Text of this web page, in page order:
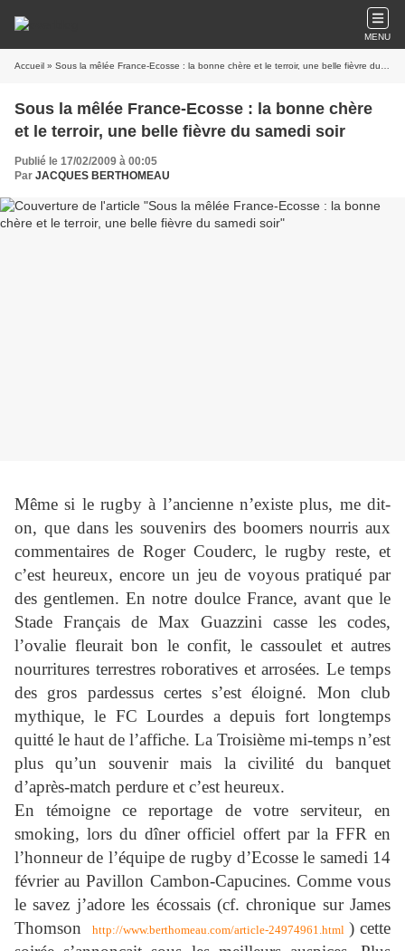
MENU
Accueil » Sous la mêlée France-Ecosse : la bonne chère et le terroir, une belle fièvre du samedi soir
Sous la mêlée France-Ecosse : la bonne chère
et le terroir, une belle fièvre du samedi soir
Publié le 17/02/2009 à 00:05
Par JACQUES BERTHOMEAU
Même si le rugby à l’ancienne n’existe plus, me dit-
on, que dans les souvenirs des boomers nourris aux
commentaires de Roger Couderc, le rugby reste, et
c’est heureux, encore un jeu de voyous pratiqué par
des gentlemen. En notre doulce France, avant que le
Stade Français de Max Guazzini casse les codes,
l’ovalie fleurait bon le confit, le cassoulet et autres
nourritures terrestres roboratives et arrosées. Le temps
des gros pardessus certes s’est éloigné. Mon club
mythique, le FC Lourdes a depuis fort longtemps
quitté le haut de l’affiche. La Troisième mi-temps n’est
plus qu’un souvenir mais la civilité du banquet
d’après-match perdure et c’est heureux.
En témoigne ce reportage de votre serviteur, en
smoking, lors du dîner officiel offert par la FFR en
l’honneur de l’équipe de rugby d’Ecosse le samedi 14
février au Pavillon Cambon-Capucines. Comme vous
le savez j’adore les écossais (cf. chronique sur James
Thomson
http://www.berthomeau.com/article-24974961.html ) cette